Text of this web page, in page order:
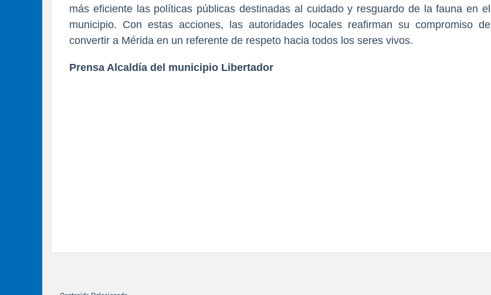
más eficiente las políticas públicas destinadas al cuidado y resguardo de la fauna en el
municipio. Con estas acciones, las autoridades locales reafirman su compromiso de
convertir a Mérida en un referente de respeto hacia todos los seres vivos.
Prensa Alcaldía del municipio Libertador